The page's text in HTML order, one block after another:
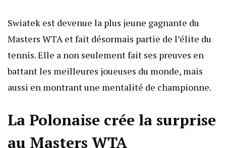
Swiatek est devenue la plus jeune gagnante du
Masters WTA et fait désormais partie de l’élite du
tennis. Elle a non seulement fait ses preuves en
battant les meilleures joueuses du monde, mais
aussi en montrant une mentalité de championne.
La Polonaise crée la surprise
au Masters WTA